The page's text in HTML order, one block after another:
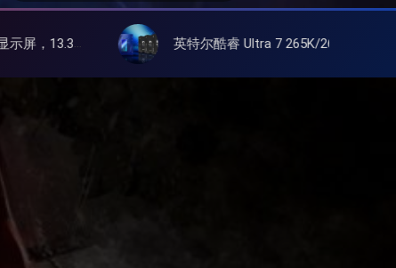
：
英特尔酷睿 Ultra 7 265K/265KF 官降100美元促销，快和酷睿 Ultra 5 差不多了